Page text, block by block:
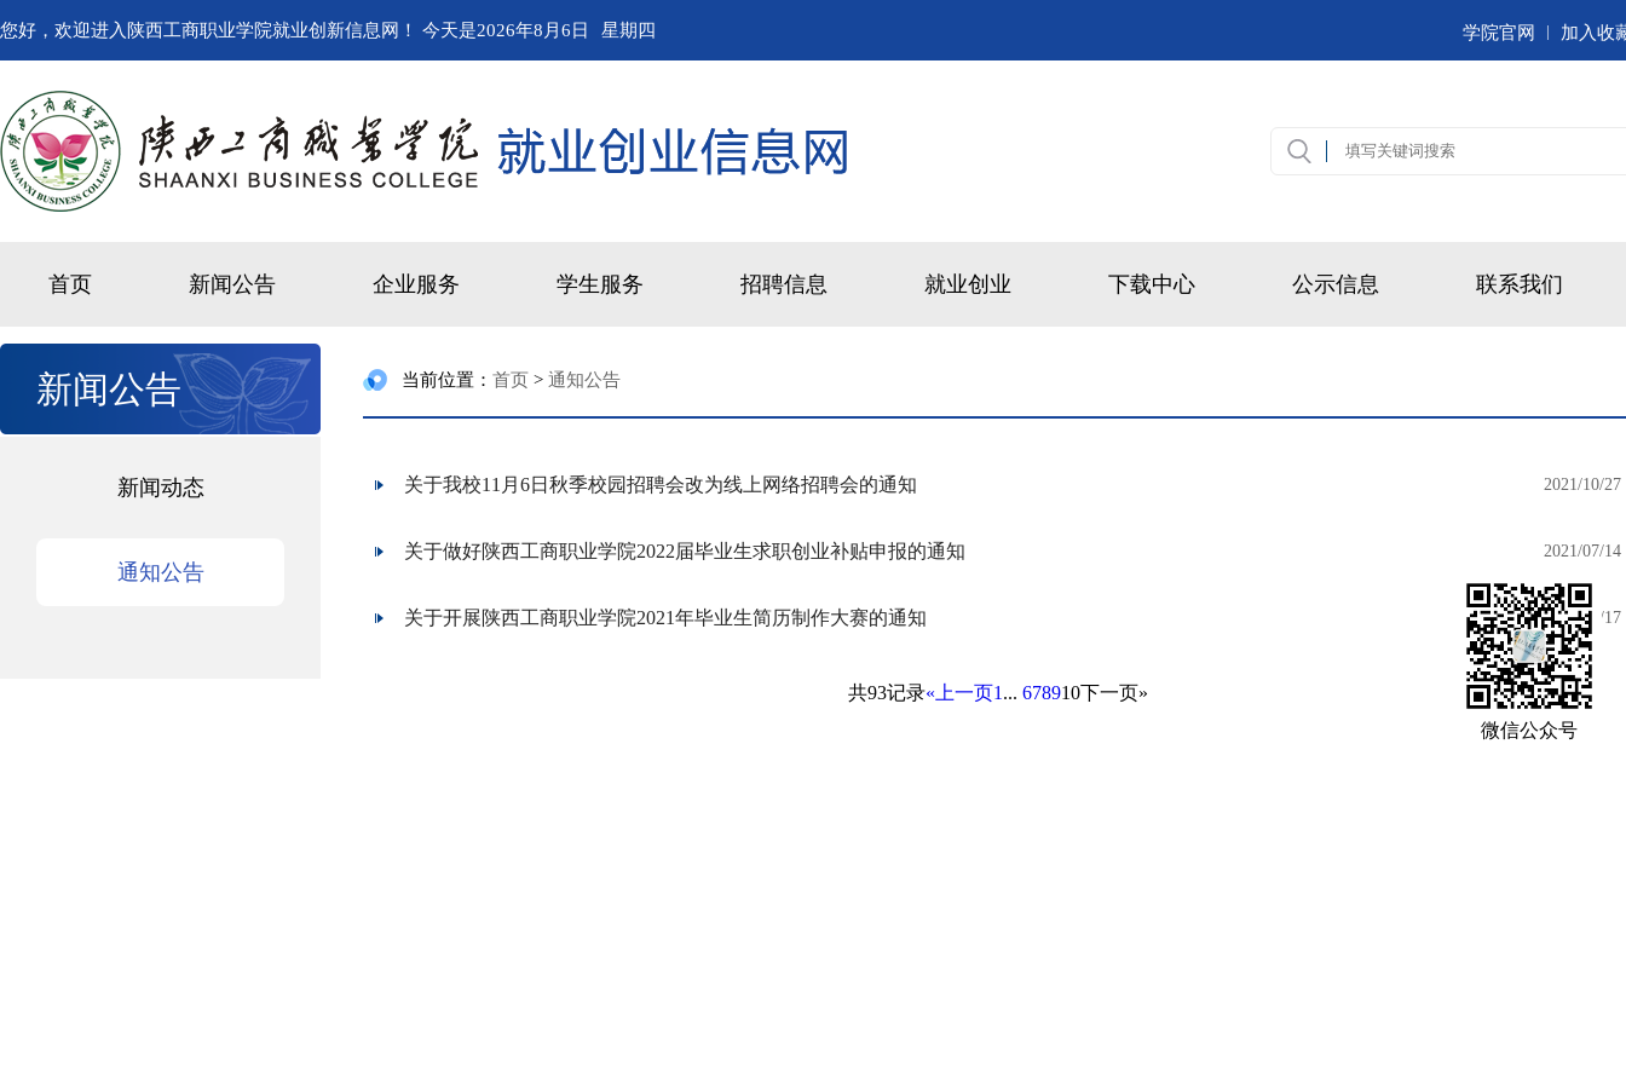
微信公众号
您好，欢迎进入陕西工商职业学院就业创新信息网！ 今天是2026年8月6日 星期四 学院官网 | 加入收
首页 新闻公告 企业服务 学生服务 招聘信息 就业创业 下载中心 公示信息 联系我们
新闻公告
新闻动态
通知公告
当前位置： 首页 > 通知公告
关于我校11月6日秋季校园招聘会改为线上网络招聘会的通知 2021/10/27
关于做好陕西工商职业学院2022届毕业生求职创业补贴申报的通知 2021/07/14
关于开展陕西工商职业学院2021年毕业生简历制作大赛的通知 2021/05/17
共93记录«上一页1 ... 678910下一页»